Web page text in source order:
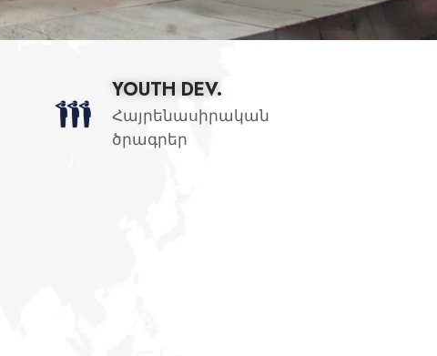
YOUTH DEV.
Հայրենասիրական
ծրագրեր